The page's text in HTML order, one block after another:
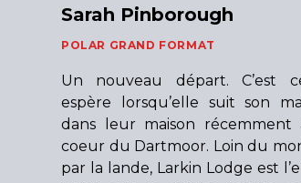
Sarah Pinborough
POLAR GRAND FORMAT
Un nouveau départ. C’est
espère lorsqu’elle suit son
dans leur maison récemment
coeur du Dartmoor. Loin du
par la lande, Larkin Lodge est